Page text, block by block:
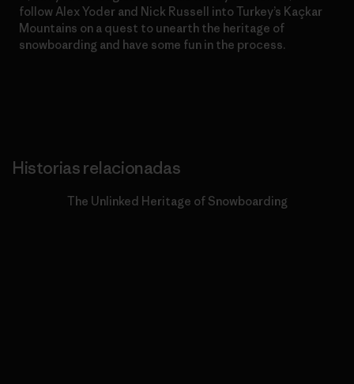
follow Alex Yoder and Nick Russell into Turkey’s Kaçkar
Mountains on a quest to unearth the heritage of
snowboarding and have some fun in the process.
Historias relacionadas
The Unlinked Heritage of Snowboarding